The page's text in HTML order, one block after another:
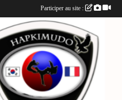
Participer au site :